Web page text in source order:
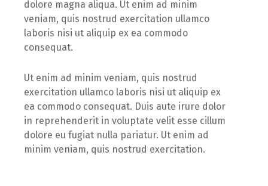
dolore magna aliqua. Ut enim ad minim
veniam, quis nostrud exercitation ullamco
laboris nisi ut aliquip ex ea commodo
consequat.
Ut enim ad minim veniam, quis nostrud
exercitation ullamco laboris nisi ut aliquip ex
ea commodo consequat. Duis aute irure dolor
in reprehenderit in voluptate velit esse cillum
dolore eu fugiat nulla pariatur. Ut enim ad
minim veniam, quis nostrud exercitation.